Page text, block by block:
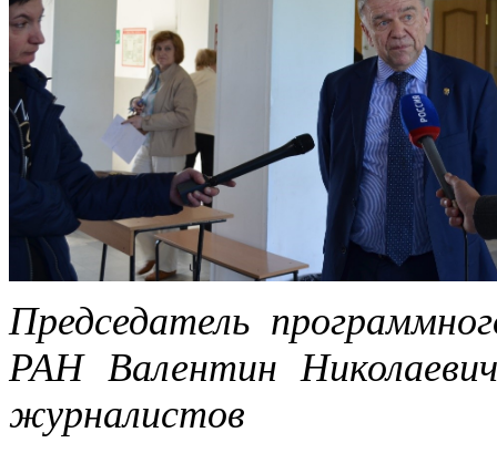
Председатель
РАН Валентин
журналистов